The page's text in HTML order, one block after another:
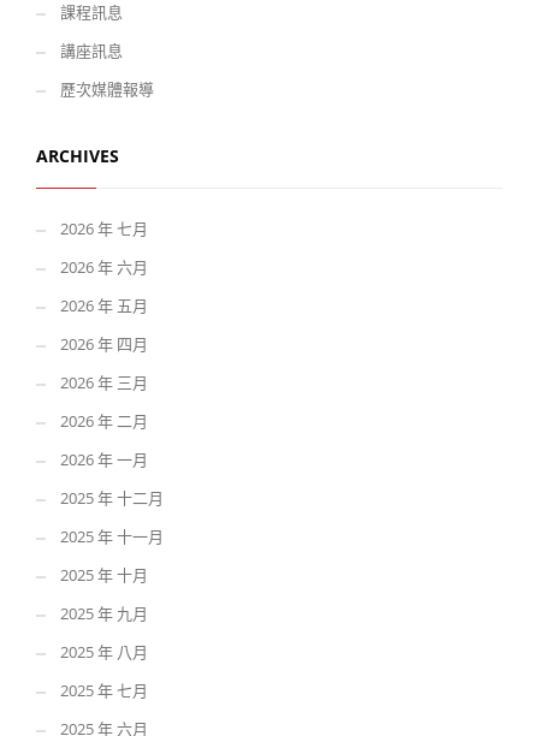
課程訊息
講座訊息
歷次媒體報導
ARCHIVES
2026 年 七月
2026 年 六月
2026 年 五月
2026 年 四月
2026 年 三月
2026 年 二月
2026 年 一月
2025 年 十二月
2025 年 十一月
2025 年 十月
2025 年 九月
2025 年 八月
2025 年 七月
2025 年 六月